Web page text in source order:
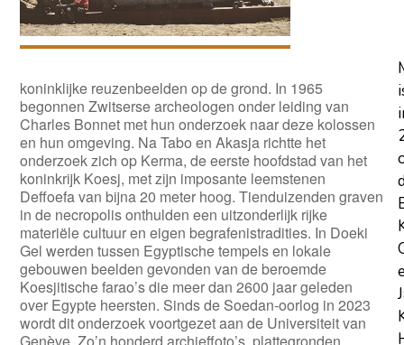
koninklijke reuzenbeelden op de grond. In 1965
begonnen Zwitserse archeologen onder leiding van
Charles Bonnet met hun onderzoek naar deze kolossen
en hun omgeving. Na Tabo en Akasja richtte het
onderzoek zich op Kerma, de eerste hoofdstad van het
koninkrijk Koesj, met zijn imposante leemstenen
Deffoefa van bijna 20 meter hoog. Tienduizenden graven
in de necropolis onthulden een uitzonderlijk rijke
materiële cultuur en eigen begrafenistradities. In Doeki
Gel werden tussen Egyptische tempels en lokale
gebouwen beelden gevonden van de beroemde
Koesjitische farao’s die meer dan 2600 jaar geleden
over Egypte heersten. Sinds de Soedan-oorlog in 2023
wordt dit onderzoek voortgezet aan de Universiteit van